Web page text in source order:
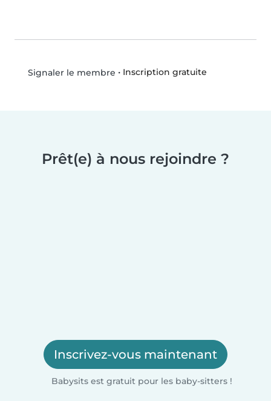
Signaler le membre • Inscription gratuite
Prêt(e) à nous rejoindre ?
Inscrivez-vous maintenant
Babysits est gratuit pour les baby-sitters !